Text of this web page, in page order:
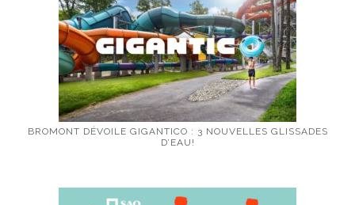
BROMONT DÉVOILE GIGANTICO : 3 NOUVELLES GLISSADES
D’EAU!